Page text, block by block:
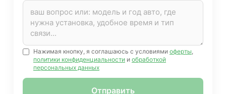
Нажимая кнопку, я соглашаюсь с условиями оферты
политики конфиденциальности и обработкой
персональных данных
Отправить